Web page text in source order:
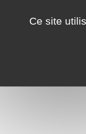
Ce site